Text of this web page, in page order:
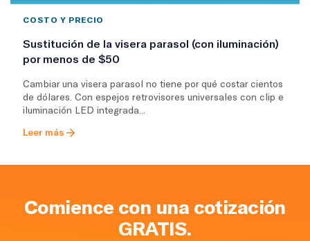
COSTO Y PRECIO
Sustitución de la visera parasol (con iluminación)
por menos de $50
Cambiar una visera parasol no tiene por qué costar cientos
de dólares. Con espejos retrovisores universales con clip e
iluminación LED integrada...
Leer más
Comience con una cotización
GRATIS.